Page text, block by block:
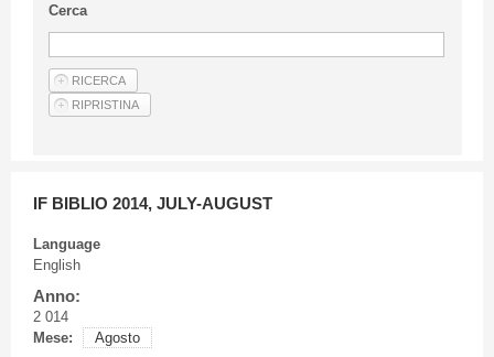
Privacy & Policy
Articles
Cerca
IF BIBLIO 2014, JULY-AUGUST
Language
English
Anno:
2 014
Mese:
Agosto